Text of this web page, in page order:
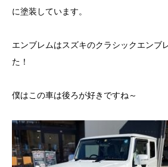
に塗装しています。
エンブレムはスズキのクラシックエンブ
た！
僕はこの車は後ろが好きですね～